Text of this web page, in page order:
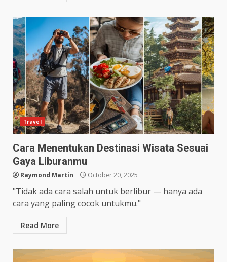
Travel
Cara Menentukan Destinasi Wisata Sesuai
Gaya Liburanmu
Raymond Martin October 20, 2025
"Tidak ada cara salah untuk berlibur — hanya ada
cara yang paling cocok untukmu."
Read More